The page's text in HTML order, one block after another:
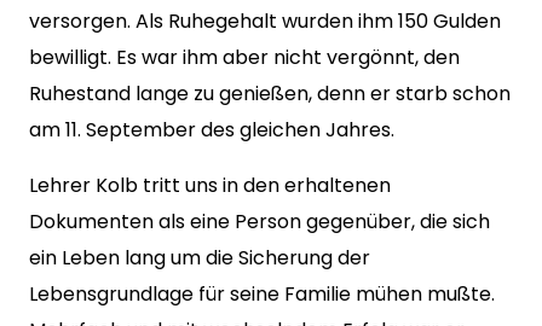
versorgen. Als Ruhegehalt wurden ihm 150 Gulden
bewilligt. Es war ihm aber nicht vergönnt, den
Ruhestand lange zu genießen, denn er starb schon
am 11. September des gleichen Jahres.
Lehrer Kolb tritt uns in den erhaltenen
Dokumenten als eine Person gegenüber, die sich
ein Leben lang um die Sicherung der
Lebensgrundlage für seine Familie mühen mußte.